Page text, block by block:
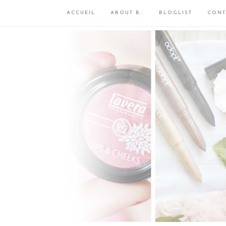
ACCUEIL ABOUT B… BLOGLIST